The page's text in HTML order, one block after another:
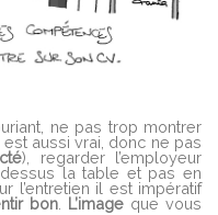
ne pas trop montrer
aussi vrai, donc ne pas
), regarder l’employeur
la table et pas en
l’entretien il est impératif
bon. L’image que vous